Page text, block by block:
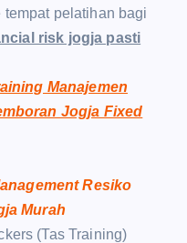
pelatihan bagi
risk jogja pasti
Manajemen
Jogja Fixed
Resiko
Murah
(Tas Training)